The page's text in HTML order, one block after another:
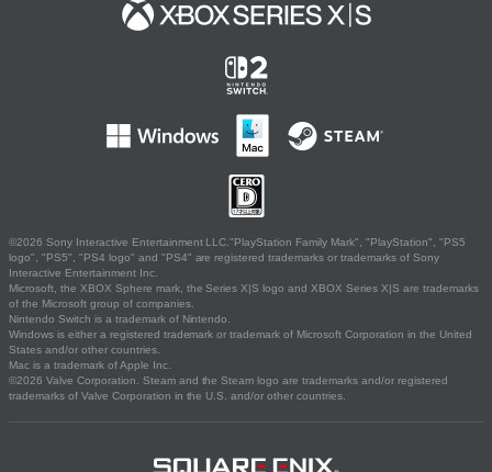
©2026 Sony Interactive Entertainment LLC."PlayStation Family Mark", "PlayStation", "PS5
logo", "PS5", "PS4 logo" and "PS4" are registered trademarks or trademarks of Sony
Interactive Entertainment Inc.
Microsoft, the XBOX Sphere mark, the Series X|S logo and XBOX Series X|S are trademarks
of the Microsoft group of companies.
Nintendo Switch is a trademark of Nintendo.
Windows is either a registered trademark or trademark of Microsoft Corporation in the United
States and/or other countries.
Mac is a trademark of Apple Inc.
©2026 Valve Corporation. Steam and the Steam logo are trademarks and/or registered
trademarks of Valve Corporation in the U.S. and/or other countries.